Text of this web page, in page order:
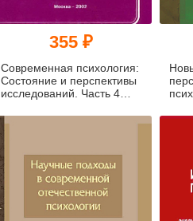
355 ₽
Современная психология:
Состояние и перспективы
исследований. Часть 4